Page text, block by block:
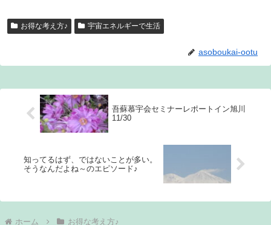
お得な考え方♪ 宇宙エネルギーで生活
asoboukai-ootu
吾蘇慕宇会セミナーレポートイン旭川
11/30
知ってるはず、ではないことが多い。
そうなんだよね～のエピソード♪
ホーム お得な考え方♪